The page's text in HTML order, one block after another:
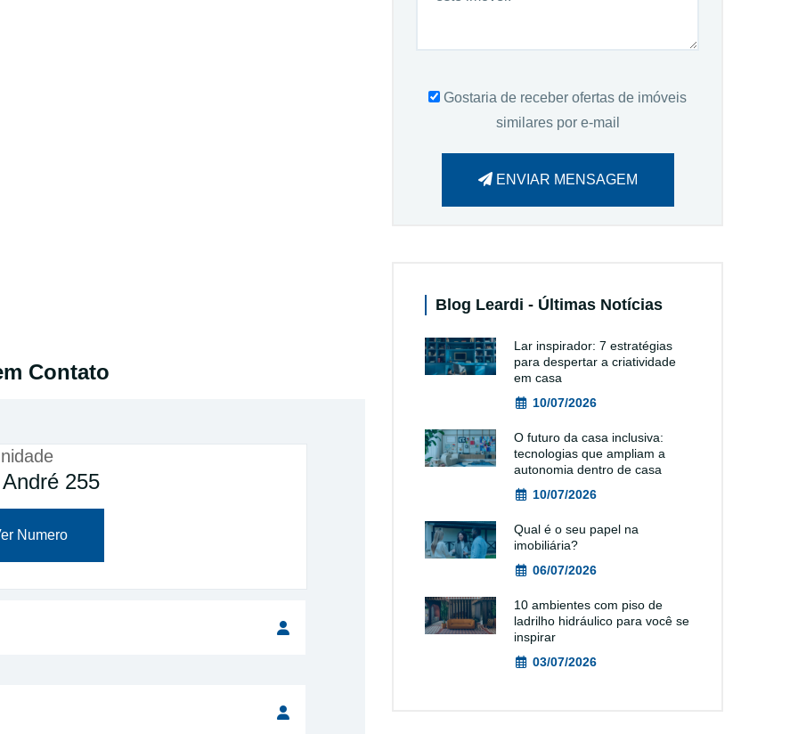
Contato
255
Numero
Gostaria de receber ofertas de imóveis
similares por e-mail
ENVIAR MENSAGEM
Blog Leardi - Últimas Notícias
Lar inspirador: 7 estratégias
para despertar a criatividade
em casa
10/07/2026
O futuro da casa inclusiva:
tecnologias que ampliam a
autonomia dentro de casa
10/07/2026
Qual é o seu papel na
imobiliária?
06/07/2026
10 ambientes com piso de
ladrilho hidráulico para você se
inspirar
03/07/2026